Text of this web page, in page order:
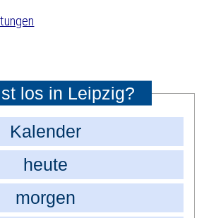
los in Leipzig?
Kalender
heute
morgen